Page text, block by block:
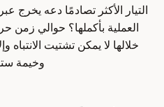
التيار الأكثر تصادمًا دعه يخرج
العملية بأكملها؟ حوالي زمن
خلالها لا يمكن تشتيت
وخيمة